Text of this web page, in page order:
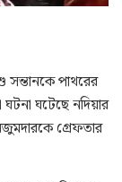
সন্তানকে পাথরের
ঘটেছে নদিয়ার
গ্রেফতার